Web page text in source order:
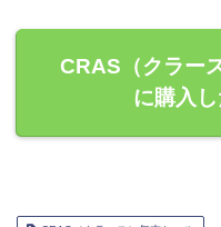
CRAS（クラー
に購入